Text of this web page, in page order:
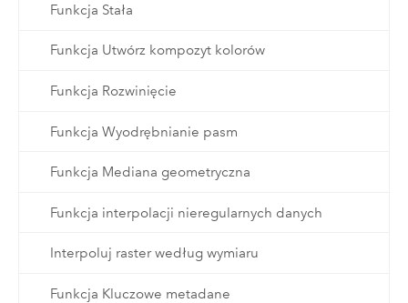
Funkcja Stała
Funkcja Utwórz kompozyt kolorów
Funkcja Rozwinięcie
Funkcja Wyodrębnianie pasm
Funkcja Mediana geometryczna
Funkcja interpolacji nieregularnych danych
Interpoluj raster według wymiaru
Funkcja Kluczowe metadane